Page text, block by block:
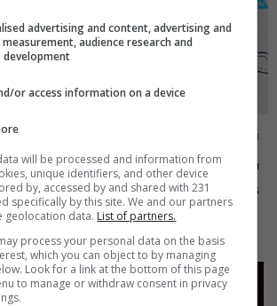
ناس وناس
سوق الرمادي محافظة الانبار - الحلقة
٩٥ | الموسم 904:00 | 2026-08-06
2
08-05
advertising and content, advertising and
audience research and
development
or access information on a device
will be processed and information from
unique identifiers, and other device
by, accessed by and shared with 231
specifically by this site. We and our partners
geolocation data. List of partners.
process your personal data on the basis
which you can object to by managing
Look for a link at the bottom of this page
to manage or withdraw consent in privacy